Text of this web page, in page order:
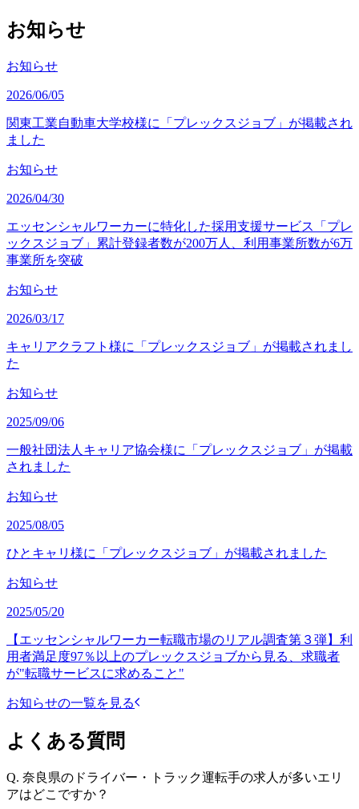
お知らせ
お知らせ
2026/06/05
関東工業自動車大学校様に「プレックスジョブ」が掲載され
ました
お知らせ
2026/04/30
エッセンシャルワーカーに特化した採用支援サービス「プレ
ックスジョブ」累計登録者数が200万人、利用事業所数が6万
事業所を突破
お知らせ
2026/03/17
キャリアクラフト様に「プレックスジョブ」が掲載されまし
た
お知らせ
2025/09/06
一般社団法人キャリア協会様に「プレックスジョブ」が掲載
されました
お知らせ
2025/08/05
ひとキャリ様に「プレックスジョブ」が掲載されました
お知らせ
2025/05/20
【エッセンシャルワーカー転職市場のリアル調査第３弾】利
用者満足度97％以上のプレックスジョブから見る、求職者
が"転職サービスに求めること"
お知らせの一覧を見る
よくある質問
Q. 奈良県のドライバー・トラック運転手の求人が多いエリ
アはどこですか？